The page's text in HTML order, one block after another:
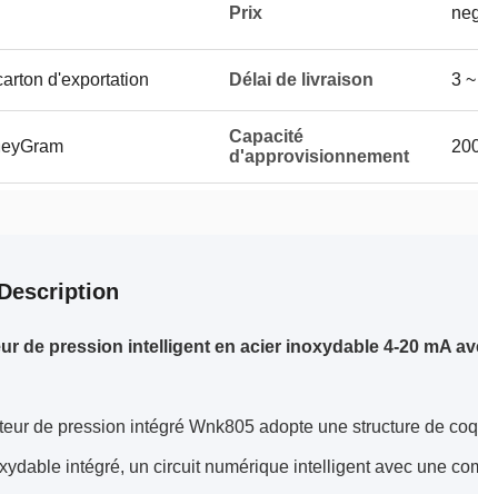
Prix
d'exportation Délai de livraison 3
Capacité
d'approvisionnement
de pression intelligent en acier inoxydable 4-20 mA
de pression intégré Wnk805 adopte une structure de
intégré, un circuit numérique intelligent avec une